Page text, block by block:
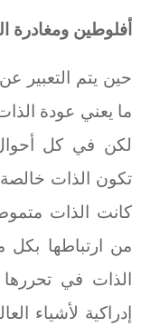
أفلوطين ومغادرة
حين يتم التعبير
ما يعني عودة
لكن في كل
تكون الذات
كانت الذات
من ارتباطها
الذات في تحررها
إدراكية لأشياء